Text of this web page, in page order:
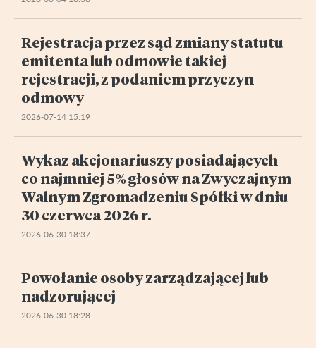
Rejestracja przez sąd zmiany statutu
emitenta lub odmowie takiej
rejestracji, z podaniem przyczyn
odmowy
2026-07-14 15:19
Wykaz akcjonariuszy posiadających
co najmniej 5% głosów na Zwyczajnym
Walnym Zgromadzeniu Spółki w dniu
30 czerwca 2026 r.
2026-06-30 18:37
Powołanie osoby zarządzającej lub
nadzorującej
2026-06-30 18:28